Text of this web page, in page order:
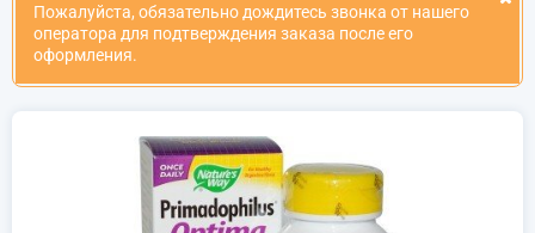
Пожалуйста, обязательно дождитесь звонка от нашего
оператора для подтверждения заказа после его
оформления.